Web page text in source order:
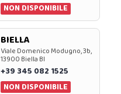
NON DISPONIBILE
BIELLA
Viale Domenico Modugno, 3b,
13900 Biella BI
+39 345 082 1525
NON DISPONIBILE